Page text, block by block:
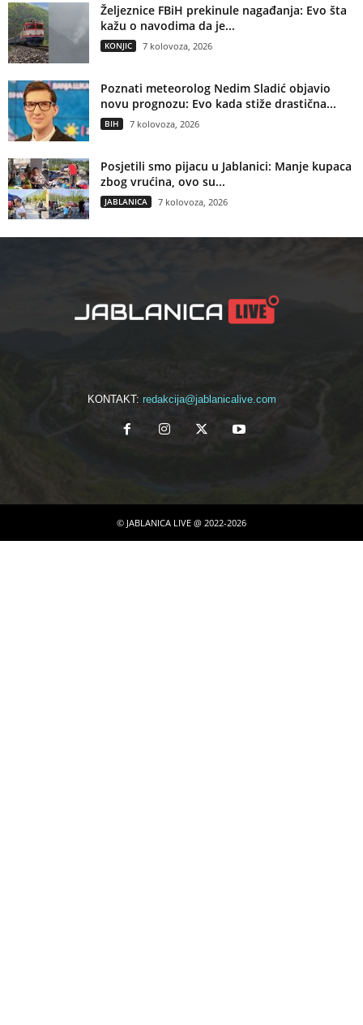
Željeznice FBiH prekinule nagađanja: Evo šta
kažu o navodima da je...
KONJIC 7 kolovoza, 2026
Poznati meteorolog Nedim Sladić objavio
novu prognozu: Evo kada stiže drastična...
BIH 7 kolovoza, 2026
Posjetili smo pijacu u Jablanici: Manje kupaca
zbog vrućina, ovo su...
JABLANICA 7 kolovoza, 2026
KONTAKT: redakcija@jablanicalive.com
© JABLANICA LIVE @ 2022-2026